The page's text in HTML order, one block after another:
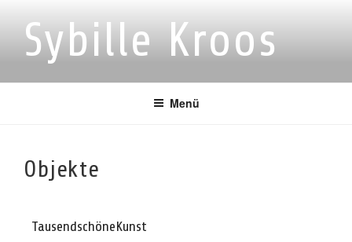
Inhalt
springenSybille Kroos
Menü
Objekte
TausendschöneKunst